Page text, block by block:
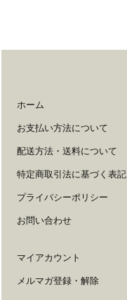
ホーム
お支払い方法について
配送方法・送料について
特定商取引法に基づく表記
プライバシーポリシー
お問い合わせ
マイアカウント
メルマガ登録・解除